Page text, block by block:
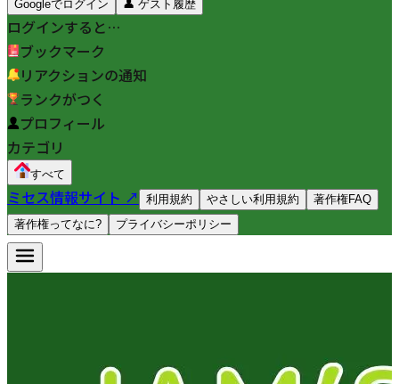
Googleでログイン 👤 ゲスト履歴
ログインすると…
ブックマーク
リアクションの通知
ランクがつく
プロフィール
カテゴリ
すべて
ミセス情報サイト ↗ 利用規約 やさしい利用規約
著作権FAQ
著作権ってなに?
プライバシーポリシー